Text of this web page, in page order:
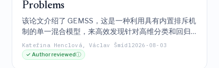
Problems
该论文介绍了 GEMSS，这是一种利用具有内置排斥机
制的单一混合模型，来高效发现针对高维分类和回归
问题的多个不同、稀疏且在统计上合理的解的变分方
法，其在合成基准测试和实际应用中均优于现有基准
Kateřina Henclová, Václav Šmídl2026-08-03
✓ Author reviewedⓘ